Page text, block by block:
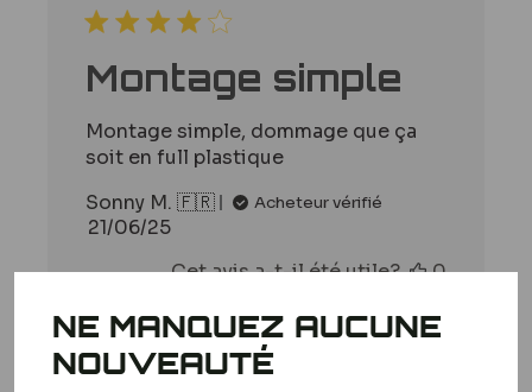
Montage simple
Montage simple, dommage que ça
soit en full plastique
Sonny M. 🇫🇷
Acheteur vérifié
Date
publication
21/06/25
Cet avis a-t-il été utile?
0
NE MANQUEZ AUCUNE
NOUVEAUTÉ